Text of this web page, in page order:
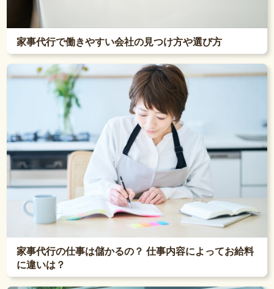
家事代行で働きやすい会社の見つけ方や選び方
家事代行の仕事は儲かるの？ 仕事内容によってお給料
に違いは？